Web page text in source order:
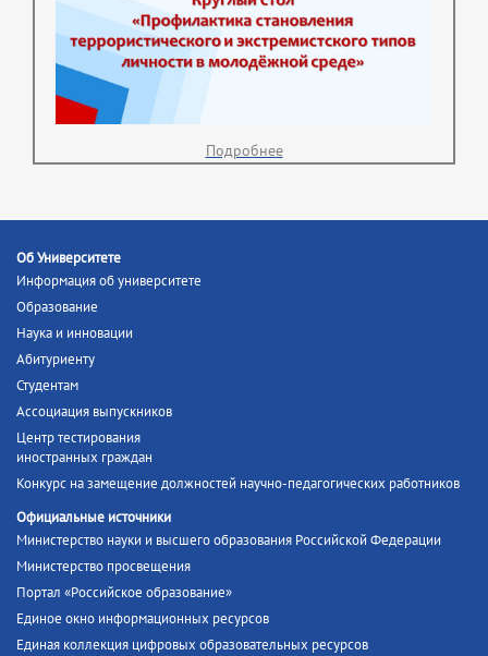
Подробнее
Об Университете
Информация об университете
Образование
Наука и инновации
Абитуриенту
Студентам
Ассоциация выпускников
Центр тестирования
иностранных граждан
Конкурс на замещение должностей научно-педагогических работников
Официальные источники
Министерство науки и высшего образования Российской Федерации
Министерство просвещения
Портал «Российское образование»
Единое окно информационных ресурсов
Единая коллекция цифровых образовательных ресурсов